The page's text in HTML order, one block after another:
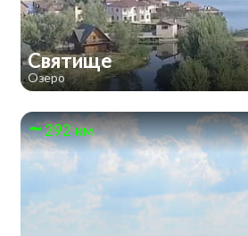
Святище
Озеро
292 км